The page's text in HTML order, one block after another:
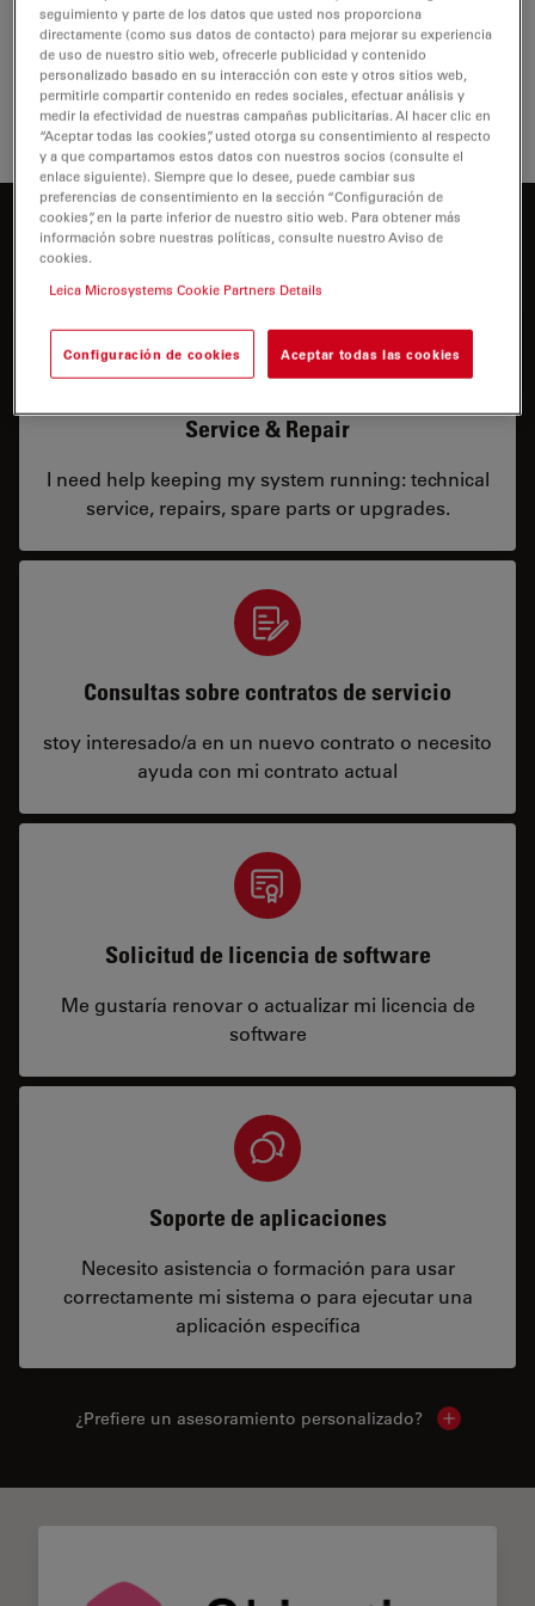
¿En qué podemos ayudarle?
Service & Repair
I need help keeping my system running: technical
service, repairs, spare parts or upgrades.
Consultas sobre contratos de servicio
stoy interesado/a en un nuevo contrato o necesito
ayuda con mi contrato actual
Solicitud de licencia de software
Me gustaría renovar o actualizar mi licencia de
software
Soporte de aplicaciones
Necesito asistencia o formación para usar
correctamente mi sistema o para ejecutar una
aplicación específica
¿Prefiere un asesoramiento personalizado? Show local
seguimiento y parte de los datos que usted nos proporciona
directamente (como sus datos de contacto) para mejorar su experiencia
de uso de nuestro sitio web, ofrecerle publicidad y contenido
personalizado basado en su interacción con este y otros sitios web,
permitirle compartir contenido en redes sociales, efectuar análisis y
medir la efectividad de nuestras campañas publicitarias. Al hacer clic en
“Aceptar todas las cookies”, usted otorga su consentimiento al respecto
y a que compartamos estos datos con nuestros socios (consulte el
enlace siguiente). Siempre que lo desee, puede cambiar sus
preferencias de consentimiento en la sección “Configuración de
cookies”, en la parte inferior de nuestro sitio web. Para obtener más
información sobre nuestras políticas, consulte nuestro Aviso de
cookies.
Leica Microsystems Cookie Partners Details
Configuración de cookies Aceptar todas las cookies